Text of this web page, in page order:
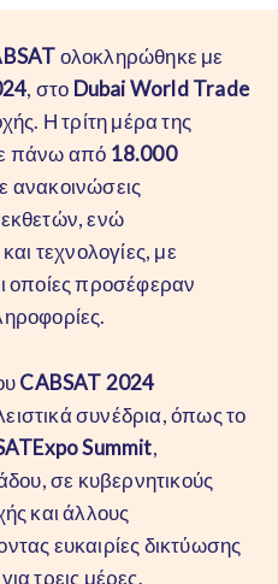
ολοκληρώθηκε με
, στο Dubai World Trade
Η τρίτη μέρα της
πάνω από 18.000
ανακοινώσεις
ενώ
τεχνολογίες, με
οποίες προσέφεραν
CABSAT 2024
συνέδρια, όπως το
Summit,
σε κυβερνητικούς
και άλλους
ευκαιρίες δικτύωσης
τρεις μέρες.